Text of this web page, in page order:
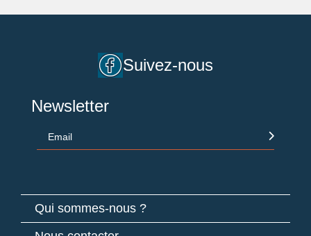
Suivez-nous
Newsletter
Email
Qui sommes-nous ?